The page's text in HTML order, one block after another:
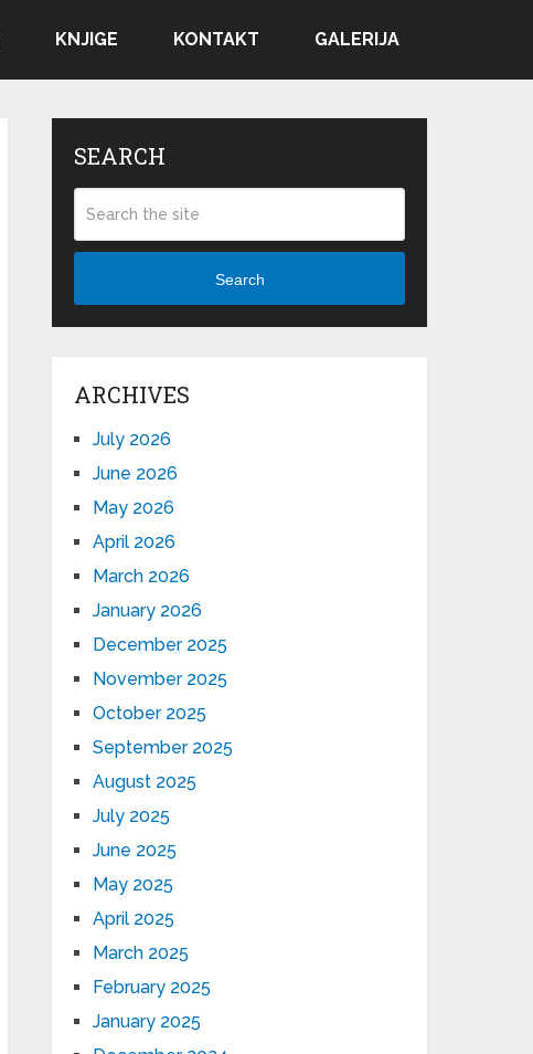
KNJIGE KONTAKT GALERIJA
SEARCH
Search
ARCHIVES
July 2026
June 2026
May 2026
April 2026
March 2026
January 2026
December 2025
November 2025
October 2025
September 2025
August 2025
July 2025
June 2025
May 2025
April 2025
March 2025
February 2025
January 2025